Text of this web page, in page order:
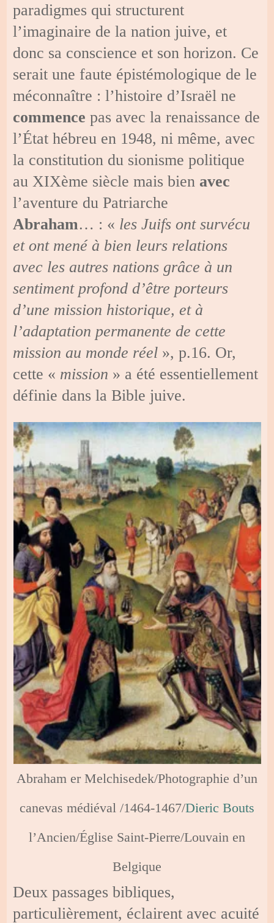
paradigmes qui structurent
l’imaginaire de la nation juive, et
donc sa conscience et son horizon. Ce
serait une faute épistémologique de le
méconnaître : l’histoire d’Israël ne
commence pas avec la renaissance de
l’État hébreu en 1948, ni même, avec
la constitution du sionisme politique
au XIXème siècle mais bien avec
l’aventure du Patriarche
Abraham… : « les Juifs ont survécu
et ont mené à bien leurs relations
avec les autres nations grâce à un
sentiment profond d’être porteurs
d’une mission historique, et à
l’adaptation permanente de cette
mission au monde réel », p.16. Or,
cette « mission » a été essentiellement
définie dans la Bible juive.
Abraham er Melchisedek/Photographie d’un
canevas médiéval /1464-1467/Dieric Bouts
l’Ancien/Église Saint-Pierre/Louvain en
Belgique
Deux passages bibliques,
particulièrement, éclairent avec acuité